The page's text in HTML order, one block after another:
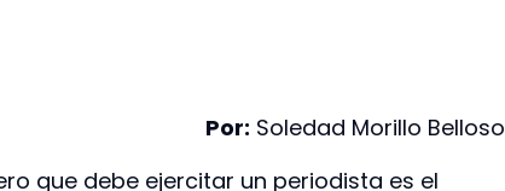
Por: Soledad Morillo Belloso
que debe ejercitar un periodista es el